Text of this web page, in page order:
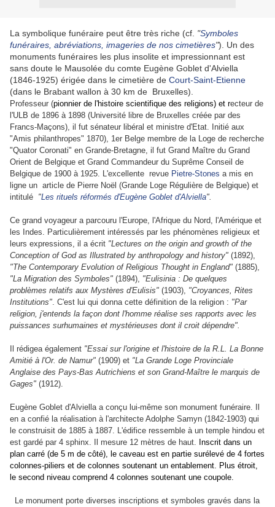
La symbolique funéraire peut être très riche (cf. "Symboles
funéraires, abréviations, imageries de nos cimetières"). Un des
monuments funéraires les plus insolite et impressionnant est
sans doute le Mausolée du comte Eugène Goblet d'Alviella
(1846-1925) érigée dans le cimetière de Court-Saint-Etienne
(dans le Brabant wallon à 30 km de Bruxelles).
Professeur (pionnier de l'histoire scientifique des religions) et recteur de
l'ULB de 1896 à 1898 (Université libre de Bruxelles créée par des
Francs-Maçons), il fut sénateur libéral et ministre d'Etat. Initié aux
"Amis philanthropes" 1870), 1er Belge membre de la Loge de recherche
"Quator Coronati" en Grande-Bretagne, il fut Grand Maître du Grand
Orient de Belgique et Grand Commandeur du Suprême Conseil de
Belgique de 1900 à 1925. L'excellente revue Pietre-Stones a mis en
ligne un article de Pierre Noël (Grande Loge Régulière de Belgique) et
intitulé "Les rituels réformés d'Eugène Goblet d'Alviella".
Ce grand voyageur a parcouru l'Europe, l'Afrique du Nord, l'Amérique et
les Indes. Particulièrement intéressés par les phénomènes religieux et
leurs expressions, il a écrit "Lectures on the origin and growth of the
Conception of God as Illustrated by anthropology and history" (1892),
"The Contemporary Evolution of Religious Thought in England" (1885),
"La Migration des Symboles" (1894), "Eulisinia : De quelques
problèmes relatifs aux Mystères d'Eulisis" (1903), "Croyances, Rites
Institutions". C'est lui qui donna cette définition de la religion : "Par
religion, j'entends la façon dont l'homme réalise ses rapports avec les
puissances surhumaines et mystérieuses dont il croit dépendre".
Il rédigea également "Essai sur l'origine et l'histoire de la R.L. La Bonne
Amitié à l'Or. de Namur" (1909) et "La Grande Loge Provinciale
Anglaise des Pays-Bas Autrichiens et son Grand-Maître le marquis de
Gages" (1912).
Eugène Goblet d'Alviella a conçu lui-même son monument funéraire. Il
en a confié la réalisation à l'architecte Adolphe Samyn (1842-1903) qui
le construisit de 1885 à 1887. L'édifice ressemble à un temple hindou et
est gardé par 4 sphinx. Il mesure 12 mètres de haut. Inscrit dans un
plan carré (de 5 m de côté), le caveau est en partie surélevé de 4 fortes
colonnes-piliers et de colonnes soutenant un entablement. Plus étroit,
le second niveau comprend 4 colonnes soutenant une coupole.
Le monument porte diverses inscriptions et symboles gravés dans la